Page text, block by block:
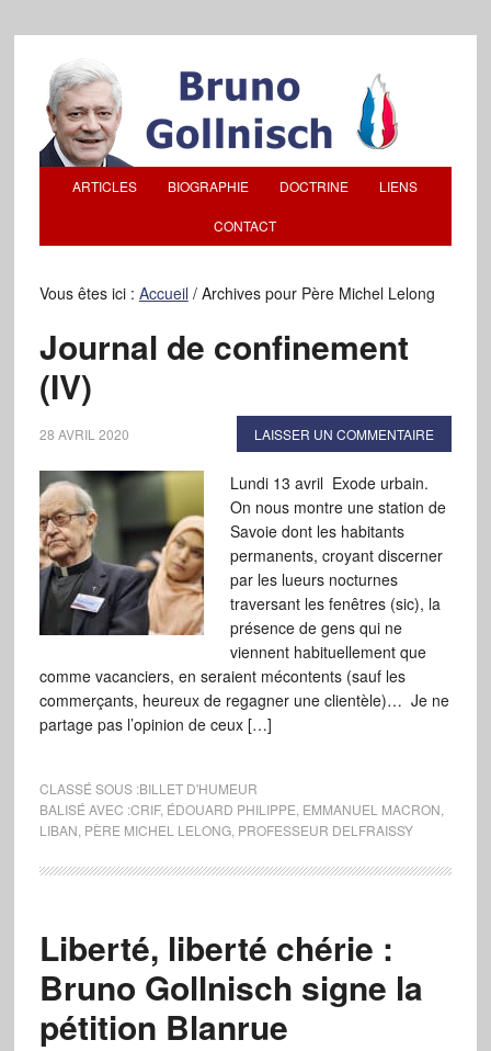
ARTICLES BIOGRAPHIE DOCTRINE LIENS
CONTACT
Vous êtes ici : Accueil /Archives pour Père Michel Lelong
Journal de confinement
(IV)
28 AVRIL 2020 LAISSER UN COMMENTAIRE
Lundi 13 avril Exode urbain.
On nous montre une station de
Savoie dont les habitants
permanents, croyant discerner
par les lueurs nocturnes
traversant les fenêtres (sic), la
présence de gens qui ne
viennent habituellement que
comme vacanciers, en seraient mécontents (sauf les
commerçants, heureux de regagner une clientèle)… Je ne
partage pas l’opinion de ceux […]
CLASSÉ SOUS :BILLET D'HUMEUR
BALISÉ AVEC :CRIF, ÉDOUARD PHILIPPE EMMANUEL MACRON
LIBAN PÈRE MICHEL LELONG, PROFESSEUR DELFRAISSY
Liberté, liberté chérie :
Bruno Gollnisch signe la
pétition Blanrue